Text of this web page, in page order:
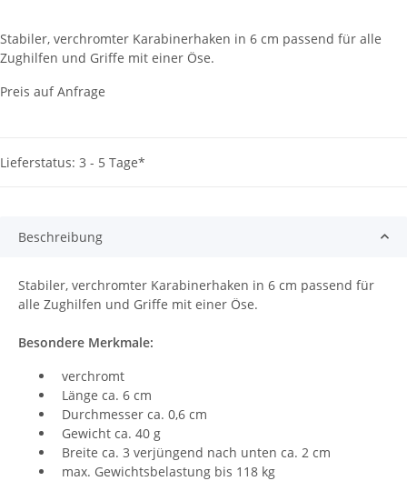
Stabiler, verchromter Karabinerhaken in 6 cm passend für alle
Zughilfen und Griffe mit einer Öse.
Preis auf Anfrage
Lieferstatus: 3 - 5 Tage*
Beschreibung
Stabiler, verchromter Karabinerhaken in 6 cm passend für
alle Zughilfen und Griffe mit einer Öse.
Besondere Merkmale:
verchromt
Länge ca. 6 cm
Durchmesser ca. 0,6 cm
Gewicht ca. 40 g
Breite ca. 3 verjüngend nach unten ca. 2 cm
max. Gewichtsbelastung bis 118 kg